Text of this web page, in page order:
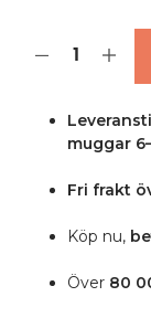
muggar
Fri frakt
Köp nu,
Över 80